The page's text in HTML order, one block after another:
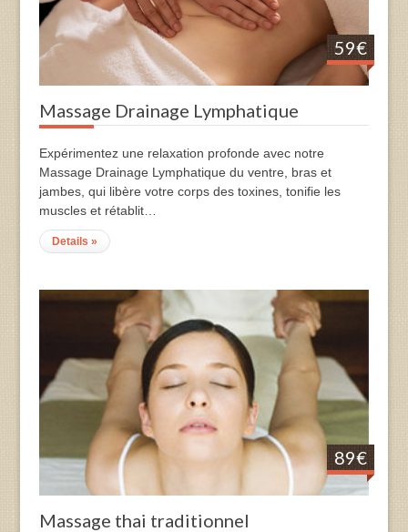
59€
Massage Drainage Lymphatique
Expérimentez une relaxation profonde avec notre
Massage Drainage Lymphatique du ventre, bras et
jambes, qui libère votre corps des toxines, tonifie les
muscles et rétablit…
Details »
89€
Massage thai traditionnel